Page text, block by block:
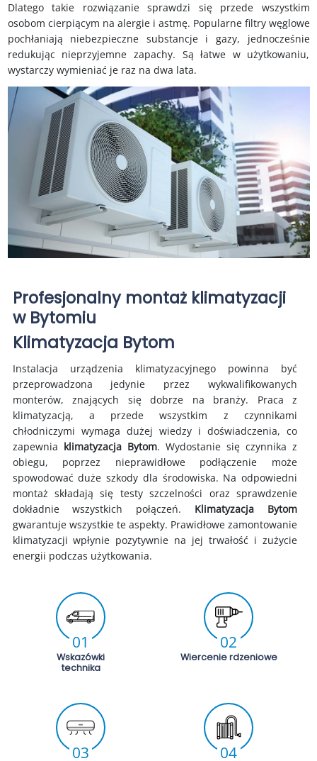
Dlatego takie rozwiązanie sprawdzi się przede wszystkim
osobom cierpiącym na alergie i astmę. Popularne filtry węglowe
pochłaniają niebezpieczne substancje i gazy, jednocześnie
redukując nieprzyjemne zapachy. Są łatwe w użytkowaniu,
wystarczy wymieniać je raz na dwa lata.
Profesjonalny montaż klimatyzacji
w Bytomiu
Klimatyzacja Bytom
Instalacja urządzenia klimatyzacyjnego powinna być
przeprowadzona jedynie przez wykwalifikowanych
monterów, znających się dobrze na branży. Praca z
klimatyzacją, a przede wszystkim z czynnikami
chłodniczymi wymaga dużej wiedzy i doświadczenia, co
zapewnia klimatyzacja Bytom. Wydostanie się czynnika z
obiegu, poprzez nieprawidłowe podłączenie może
spowodować duże szkody dla środowiska. Na odpowiedni
montaż składają się testy szczelności oraz sprawdzenie
dokładnie wszystkich połączeń. Klimatyzacja Bytom
gwarantuje wszystkie te aspekty. Prawidłowe zamontowanie
klimatyzacji wpłynie pozytywnie na jej trwałość i zużycie
energii podczas użytkowania.
01
Wskazówki
technika
02
Wiercenie rdzeniowe
03 04